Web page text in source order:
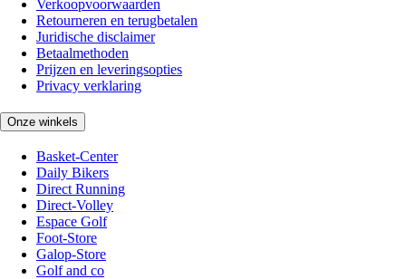
Verkoopvoorwaarden
Retourneren en terugbetalen
Juridische disclaimer
Betaalmethoden
Prijzen en leveringsopties
Privacy verklaring
Onze winkels
Basket-Center
Daily Bikers
Direct Running
Direct-Volley
Espace Golf
Foot-Store
Galop-Store
Golf and co